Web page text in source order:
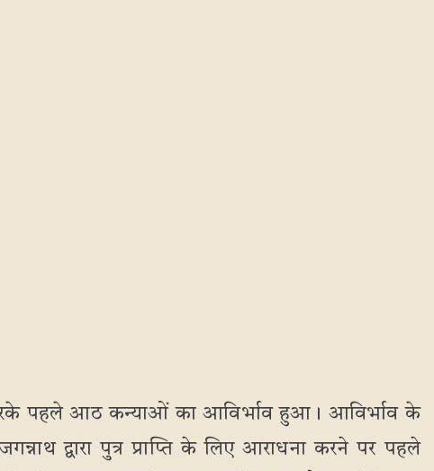
पहले आठ कन्याओं का आविर्भाव हुआ। आविर्भाव के
द्वारा पुत्र प्राप्ति के लिए आराधना करने पर पहले